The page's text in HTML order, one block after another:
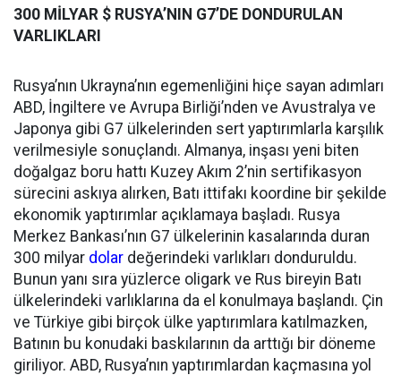
300 MİLYAR $ RUSYA’NIN G7’DE DONDURULAN
VARLIKLARI
Rusya’nın Ukrayna’nın egemenliğini hiçe sayan adımları
ABD, İngiltere ve Avrupa Birliği’nden ve Avustralya ve
Japonya gibi G7 ülkelerinden sert yaptırımlarla karşılık
verilmesiyle sonuçlandı. Almanya, inşası yeni biten
doğalgaz boru hattı Kuzey Akım 2’nin sertifikasyon
sürecini askıya alırken, Batı ittifakı koordine bir şekilde
ekonomik yaptırımlar açıklamaya başladı. Rusya
Merkez Bankası’nın G7 ülkelerinin kasalarında duran
300 milyar dolar değerindeki varlıkları donduruldu.
Bunun yanı sıra yüzlerce oligark ve Rus bireyin Batı
ülkelerindeki varlıklarına da el konulmaya başlandı. Çin
ve Türkiye gibi birçok ülke yaptırımlara katılmazken,
Batının bu konudaki baskılarının da arttığı bir döneme
giriliyor. ABD, Rusya’nın yaptırımlardan kaçmasına yol